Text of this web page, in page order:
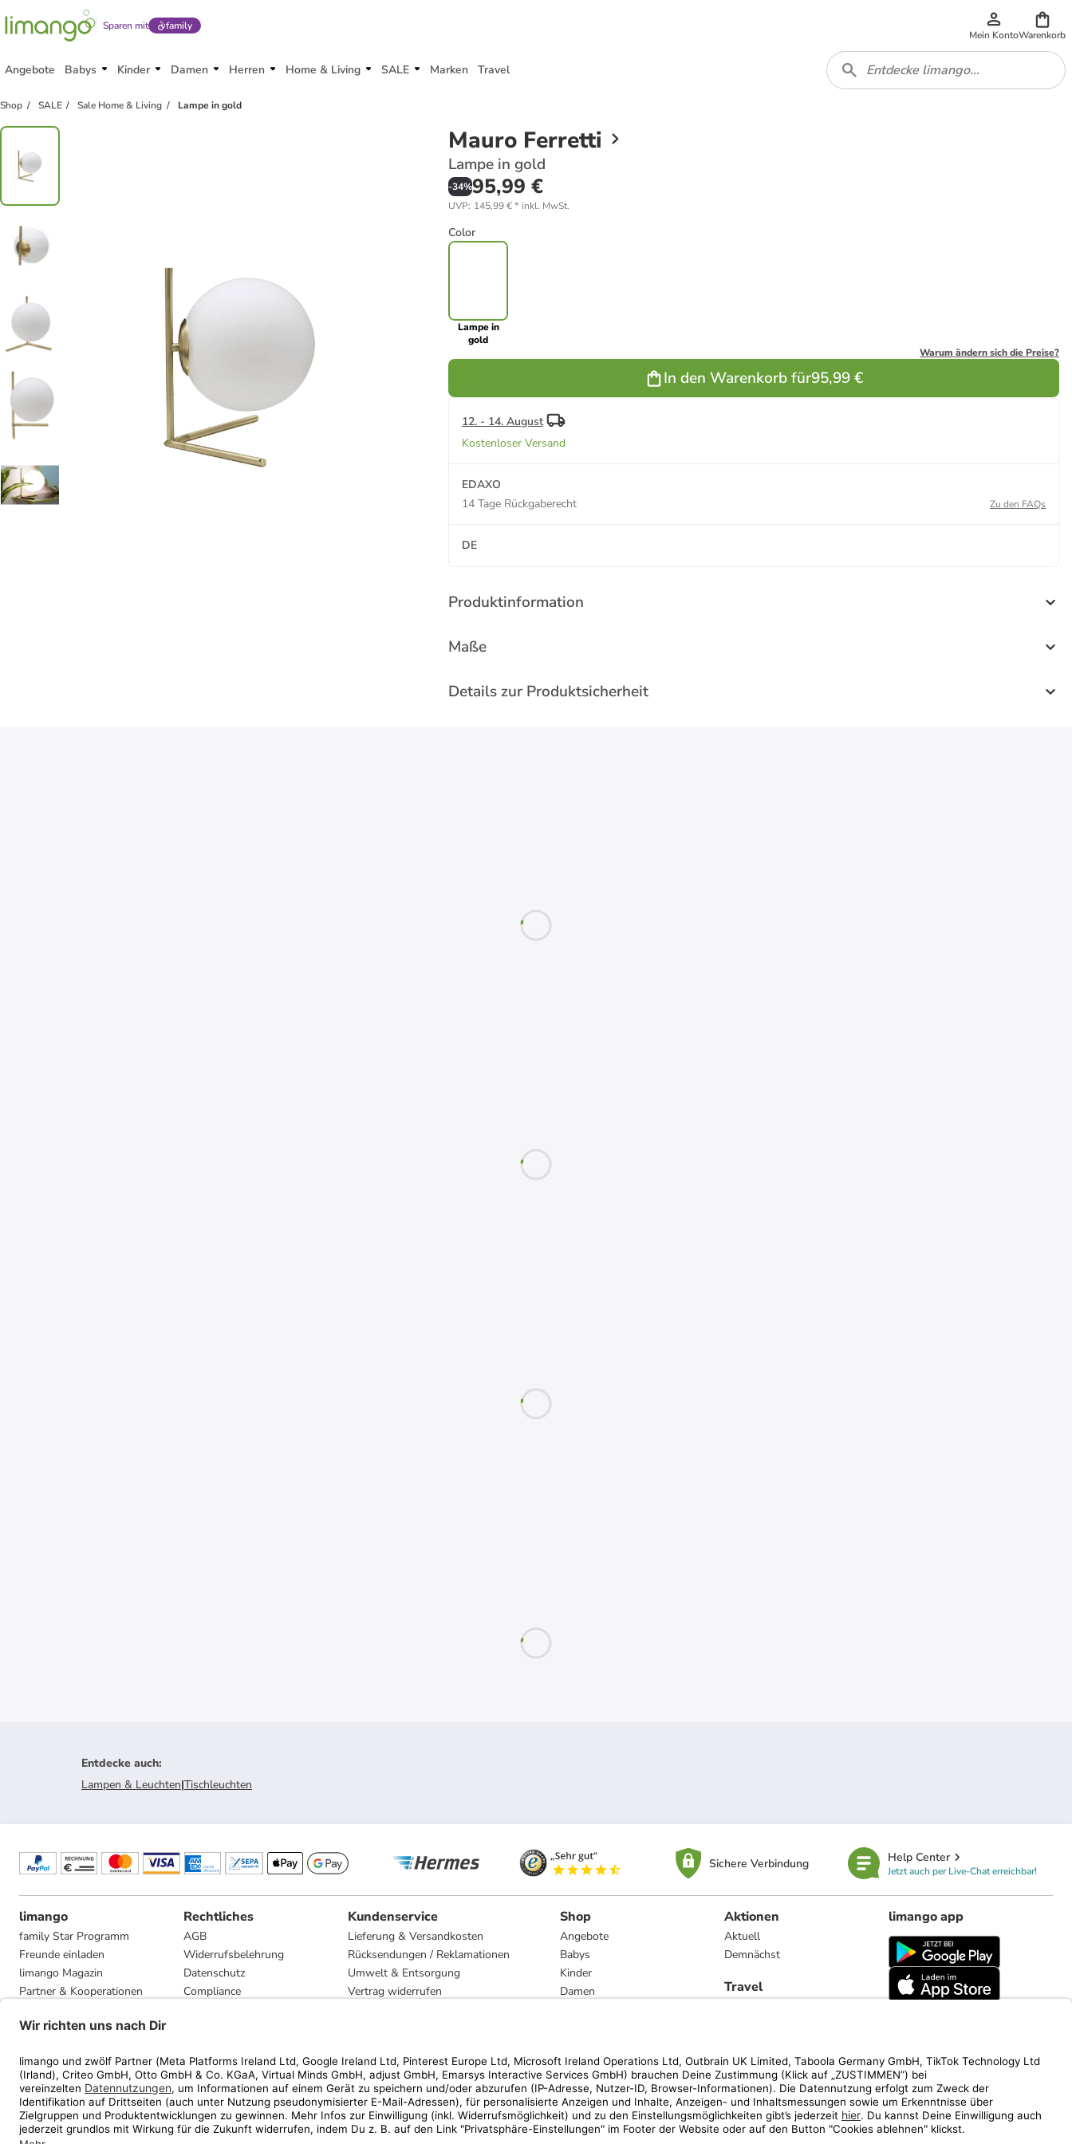
Sparen mit family
Mein KontoWarenkorb
Angebote Babys Kinder Damen Herren Home & Living SALE Marken Travel
Shop SALE Sale Home & Living Lampe in gold
Mauro Ferretti
Lampe in gold
-34%95,99 €
UVP: 145,99 €* inkl. MwSt.
Color
Lampe in
gold
Warum ändern sich die Preise?
In den Warenkorb für95,99 €
12. - 14. August
Kostenloser Versand
EDAXO
14 Tage Rückgaberecht
Zu den FAQs
DE
Produktinformation
Maße
Details zur Produktsicherheit
Entdecke auch:
Lampen & Leuchten|Tischleuchten
Sichere Verbindung Help Center
Jetzt auch per Live-Chat erreichbar!
limango
family Star Programm
Freunde einladen
limango Magazin
Partner & Kooperationen
Presse
Rechtliches
AGB
Widerrufsbelehrung
Datenschutz
Compliance
Kundenservice
Lieferung & Versandkosten
Rücksendungen / Reklamationen
Umwelt & Entsorgung
Vertrag widerrufen
Shop
Angebote
Babys
Kinder
Damen
Marken
Aktionen
Aktuell
Demnächst
Travel
limango app
limango.nl limango.pl